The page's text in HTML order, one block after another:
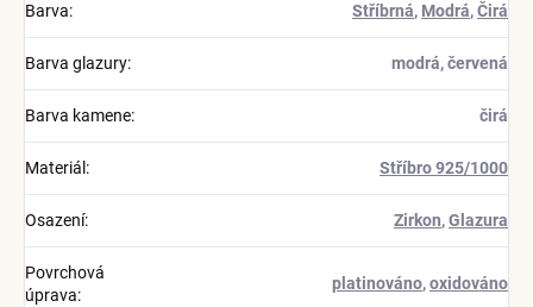
Barva: Stříbrná, Modrá,Čirá
Barva glazury: modrá, červená
Barva kamene: čirá
Materiál : Stříbro 925/1000
Osazení: Zirkon,Glazura
Povrchová
úprava:
platinováno,oxidováno